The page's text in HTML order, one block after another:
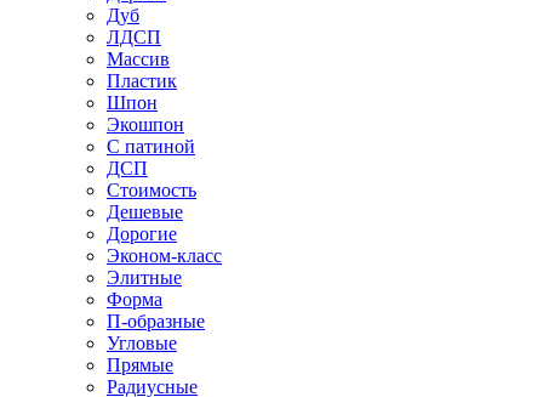
Дуб
ЛДСП
Массив
Пластик
Шпон
Экошпон
С патиной
ДСП
Стоимость
Дешевые
Дорогие
Эконом-класс
Элитные
Форма
П-образные
Угловые
Прямые
Радиусные